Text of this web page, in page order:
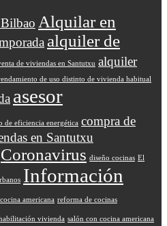
Alquilar en
alquiler de
de viviendas en Santutxu alquiler
de uso distinto de vivienda habitual
asesor
de eficiencia energética compra de
en Santutxu
Coronavirus diseño cocinas El
Información
americana reforma de cocinas
vivienda salón con cocina americana